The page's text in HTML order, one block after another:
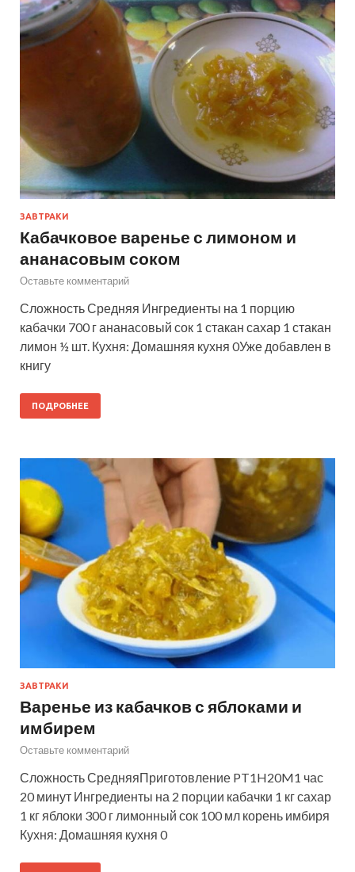
ЗАВТРАКИ
Кабачковое варенье с лимоном и
ананасовым соком
Оставьте комментарий
Сложность Средняя Ингредиенты на 1 порцию
кабачки 700 г ананасовый сок 1 стакан сахар 1 стакан
лимон ½ шт. Кухня: Домашняя кухня 0Уже добавлен в
книгу
ПОДРОБНЕЕ
ЗАВТРАКИ
Варенье из кабачков с яблоками и
имбирем
Оставьте комментарий
Сложность СредняяПриготовление PT1H20M1 час
20 минут Ингредиенты на 2 порции кабачки 1 кг сахар
1 кг яблоки 300 г лимонный сок 100 мл корень имбиря
Кухня: Домашняя кухня 0